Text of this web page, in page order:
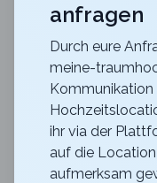
Gurten-
Für
Zurück zur Suche
Loube
5
anfragen
Durch eure
meine-
ihr via der
auf die
aufmerksam